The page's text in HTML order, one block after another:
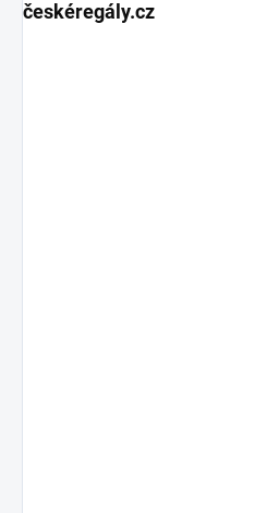
českéregály.cz